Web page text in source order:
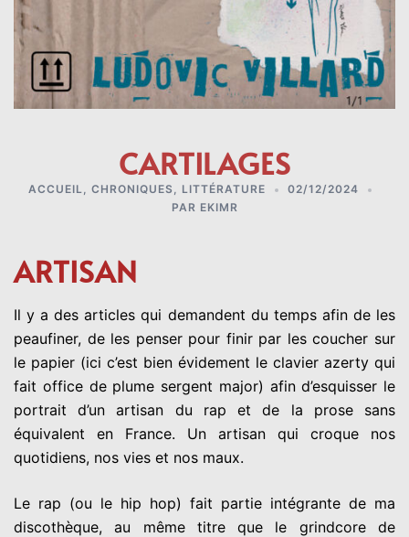
CARTILAGES
ACCUEIL CHRONIQUES LITTÉRATURE
02/12/2024
PAR EKIMR
ARTISAN
Il y a des articles qui demandent du temps afin de les
peaufiner, de les penser pour finir par les coucher sur
le papier (ici c’est bien évidement le clavier azerty qui
fait office de plume sergent major) afin d’esquisser le
portrait d’un artisan du rap et de la prose sans
équivalent en France. Un artisan qui croque nos
quotidiens, nos vies et nos maux.
Le rap (ou le hip hop) fait partie intégrante de ma
discothèque, au même titre que le grindcore de